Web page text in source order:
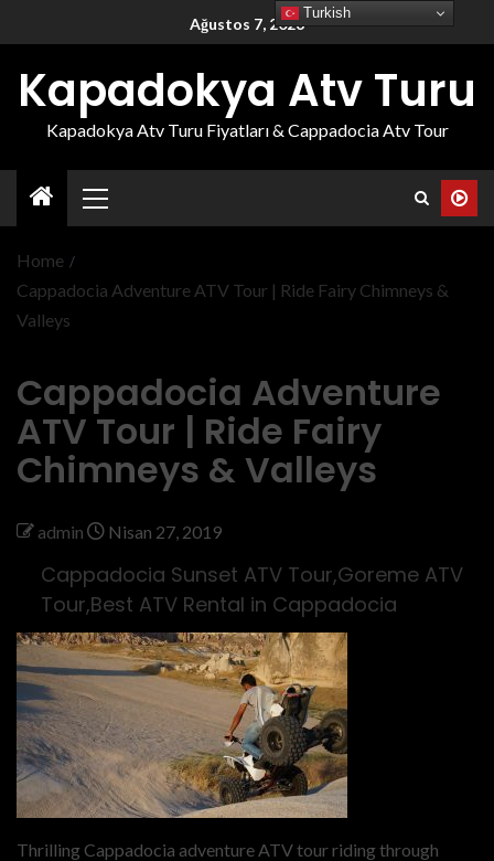
Ağustos 7, 2026
Kapadokya Atv Turu
Kapadokya Atv Turu Fiyatları & Cappadocia Atv Tour
Home
Cappadocia Adventure ATV Tour | Ride Fairy Chimneys &
Valleys
Cappadocia Adventure
ATV Tour | Ride Fairy
Chimneys & Valleys
admin Nisan 27, 2019
Cappadocia Sunset ATV Tour,Goreme ATV
Tour,Best ATV Rental in Cappadocia
Thrilling Cappadocia adventure ATV tour riding through
Turkish